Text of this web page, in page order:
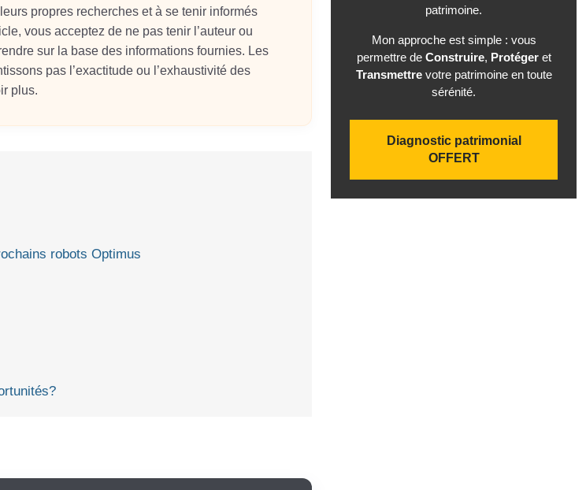
propres recherches et à se tenir informés
vous acceptez de ne pas tenir l’auteur ou
sur la base des informations fournies. Les
pas l’exactitude ou l’exhaustivité des
plus.
robots Optimus
patrimoine.
Mon approche est simple : vous
permettre de Construire, Protégeret
Transmettrevotre patrimoine en toute
sérénité.
Diagnostic patrimonial
OFFERT